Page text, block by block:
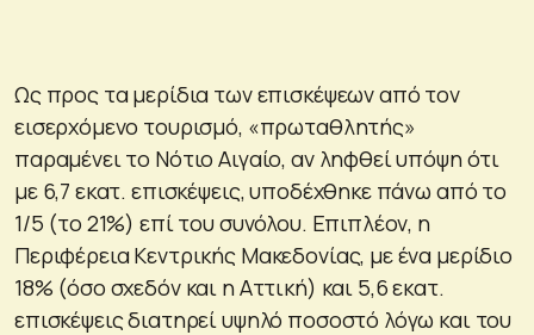
Ως προς τα μερίδια των επισκέψεων από τον
εισερχόμενο τουρισμό, «πρωταθλητής»
παραμένει το Νότιο Αιγαίο, αν ληφθεί υπόψη ότι
με 6,7 εκατ. επισκέψεις, υποδέχθηκε πάνω από το
1/5 (το 21%) επί του συνόλου. Επιπλέον, η
Περιφέρεια Κεντρικής Μακεδονίας, με ένα μερίδιο
18% (όσο σχεδόν και η Αττική) και 5,6 εκατ.
επισκέψεις διατηρεί υψηλό ποσοστό λόγω και του